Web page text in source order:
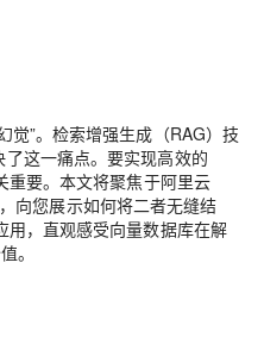
觉”。检索增强生成（RAG）技
这一痛点。要实现高效的
重要。本文将聚焦于阿里云
向您展示如何将二者无缝结
用，直观感受向量数据库在解
。